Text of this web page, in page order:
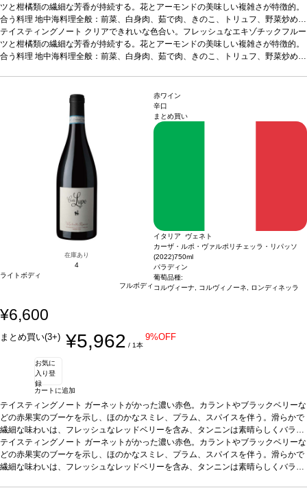
ツと柑橘類の繊細な芳香が持続する。花とアーモンドの美味しい複雑さが特徴的。
合う料理 地中海料理全般：前菜、白身肉、茹で肉、きのこ、トリュフ、野菜炒め、
魚介類などと好相性。 葡萄品種ヴェルディッキオ 90%、マルヴァジア 10%*本ヴ
ィンテージが在庫切れの場合、在庫があり価格が同様の場合は自動的に次のヴィン
テージに変更されますのでご了承ください。
テイスティングノート クリアできれいな色合い。フレッシュなエキゾチックフルー
ツと柑橘類の繊細な芳香が持続する。花とアーモンドの美味しい複雑さが特徴的。
合う料理 地中海料理全般：前菜、白身肉、茹で肉、きのこ、トリュフ、野菜炒め、
テージに変更されますのでご了承ください。
在庫あり
4
ライトボディ
フルボディ
赤ワイン
辛口
まとめ買い
イタリア ヴェネト
カーザ・ルポ・ヴァルポリチェッラ・リパッソ
(2022)750ml
パラディン
葡萄品種:
コルヴィーナ, コルヴィノーネ, ロンディネッラ
¥6,600
まとめ買い(3+) ¥5,962 / 1本
9%OFF
お気に
入り登
録
カートに追加
テイスティングノート ガーネットがかった濃い赤色。カラントやブラックベリーな
どの赤果実のブーケを示し、ほのかなスミレ、プラム、スパイスを伴う。滑らかで
繊細な味わいは、フレッシュなレッドベリーを含み、タンニンは素晴らしくバラン
スが取れている。合う料理きのこのリゾット、赤身肉、バーベキュー、うさぎの
煮込み、チーズなどと好相性葡萄品種コルヴィーナ 65%、コルヴィノーネ 15%、
ロンディネッラ 10%、その他 10% *本ヴィンテージが在庫切れの場合、在庫があり
テイスティングノート ガーネットがかった濃い赤色。カラントやブラックベリーな
どの赤果実のブーケを示し、ほのかなスミレ、プラム、スパイスを伴う。滑らかで
繊細な味わいは、フレッシュなレッドベリーを含み、タンニンは素晴らしくバラン